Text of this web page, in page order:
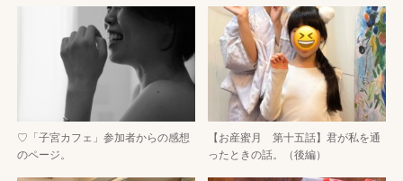
♡「子宮カフェ」参加者からの感想
のページ。
【お産蜜月 第十五話】君が私を通
ったときの話。（後編）